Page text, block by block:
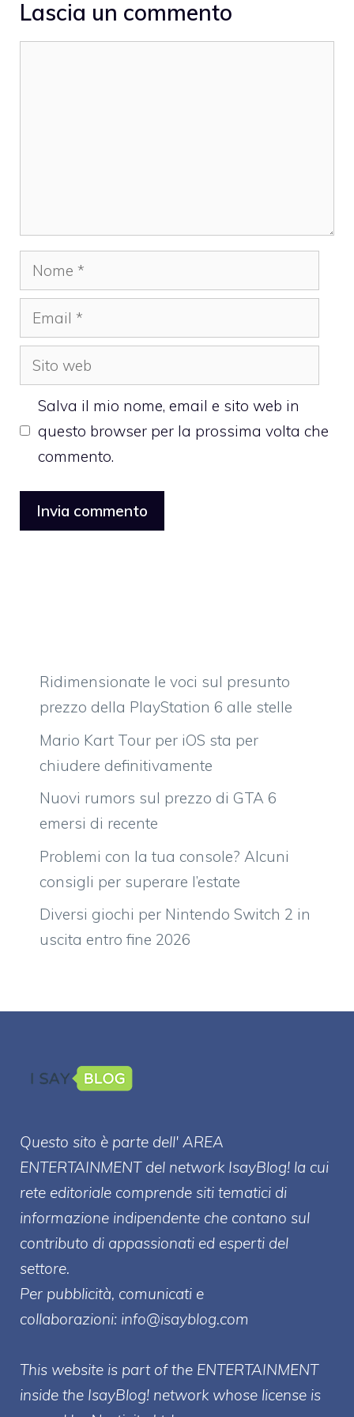
Lascia un commento
Nome
Email
Sito
web
Salva il mio nome, email e sito web in
questo browser per la prossima volta che
commento.
Ridimensionate le voci sul presunto
prezzo della PlayStation 6 alle stelle
Mario Kart Tour per iOS sta per
chiudere definitivamente
Nuovi rumors sul prezzo di GTA 6
emersi di recente
Problemi con la tua console? Alcuni
consigli per superare l’estate
Diversi giochi per Nintendo Switch 2 in
uscita entro fine 2026
Questo sito è parte dell' AREA
ENTERTAINMENT del network IsayBlog! la cui
rete editoriale comprende siti tematici di
informazione indipendente che contano sul
contributo di appassionati ed esperti del
settore.
Per pubblicità, comunicati e
collaborazioni: info@isayblog.com
This website is part of the ENTERTAINMENT
inside the IsayBlog! network whose license is